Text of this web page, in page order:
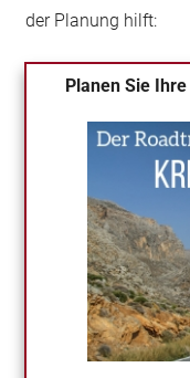
der Planung hilft:
Planen Sie Ihre